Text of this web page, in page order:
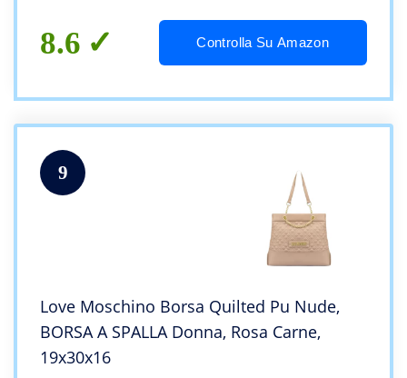
8.6 Controlla Su Amazon
9
Love Moschino Borsa Quilted Pu Nude,
BORSA A SPALLA Donna, Rosa Carne,
19x30x16